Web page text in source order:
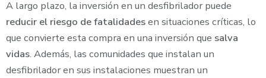
A largo plazo, la inversión en un desfibrilador puede
reducir el riesgo de fatalidadesen situaciones críticas, lo
que convierte esta compra en una inversión que salva
vidas. Además, las comunidades que instalan un
desfibrilador en sus instalaciones muestran un